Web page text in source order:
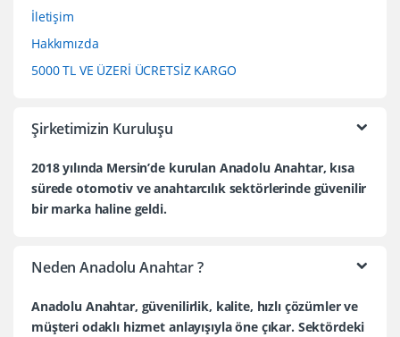
İletişim
Hakkımızda
5000 TL VE ÜZERİ ÜCRETSİZ KARGO
Şirketimizin Kuruluşu
2018 yılında Mersin’de kurulan Anadolu Anahtar, kısa
sürede otomotiv ve anahtarcılık sektörlerinde güvenilir
bir marka haline geldi.
Neden Anadolu Anahtar ?
Anadolu Anahtar, güvenilirlik, kalite, hızlı çözümler ve
müşteri odaklı hizmet anlayışıyla öne çıkar. Sektördeki